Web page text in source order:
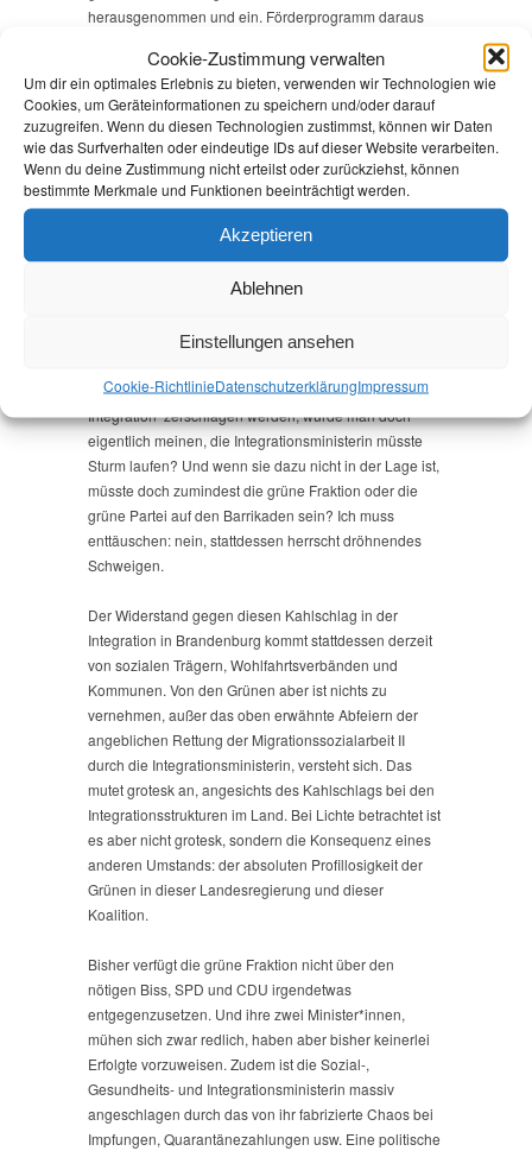
Cookie-Zustimmung verwalten
Um dir ein optimales Erlebnis zu bieten, verwenden wir Technologien wie
Cookies, um Geräteinformationen zu speichern und/oder darauf
zuzugreifen. Wenn du diesen Technologien zustimmst, können wir Daten
wie das Surfverhalten oder eindeutige IDs auf dieser Website verarbeiten.
Wenn du deine Zustimmung nicht erteilst oder zurückziehst, können
bestimmte Merkmale und Funktionen beeinträchtigt werden.
Akzeptieren
Ablehnen
Einstellungen ansehen
Cookie-RichtlinieDatenschutz­erklärungImpressum
herausgenommen und ein. Förderprogramm daraus
Monster und kam auch erst im März – verbunden mit
dem Hinweis, dass die Förderung voraussichtlich im
kommenden Jahr auslaufen werde. Dies hat bereits in
diesem Jahr den sinnvollen Einsatz der Mittel
erschwert, ist Integration doch kein schnelles Rennen
sondern eher ein Marathon und da braucht es
Instrumente, die langfristig greifen.
Und so war (wie von uns LINKEN befürchtet) der Schritt
von der gesetzlichen Leistung zum Förderprogramm
pries die Integrationsministerin dies als bessere
schweigt sie dazu. Wenn so wichtige Strukturen in der
Integration zerschlagen werden, würde man doch
eigentlich meinen, die Integrationsministerin müsste
Sturm laufen? Und wenn sie dazu nicht in der Lage ist,
müsste doch zumindest die grüne Fraktion oder die
grüne Partei auf den Barrikaden sein? Ich muss
enttäuschen: nein, stattdessen herrscht dröhnendes
Schweigen.
Der Widerstand gegen diesen Kahlschlag in der
Integration in Brandenburg kommt stattdessen derzeit
von sozialen Trägern, Wohlfahrtsverbänden und
Kommunen. Von den Grünen aber ist nichts zu
vernehmen, außer das oben erwähnte Abfeiern der
angeblichen Rettung der Migrationssozialarbeit II
durch die Integrationsministerin, versteht sich. Das
mutet grotesk an, angesichts des Kahlschlags bei den
Integrationsstrukturen im Land. Bei Lichte betrachtet ist
es aber nicht grotesk, sondern die Konsequenz eines
anderen Umstands: der absoluten Profillosigkeit der
Grünen in dieser Landesregierung und dieser
Koalition.
Bisher verfügt die grüne Fraktion nicht über den
nötigen Biss, SPD und CDU irgendetwas
entgegenzusetzen. Und ihre zwei Minister*innen,
mühen sich zwar redlich, haben aber bisher keinerlei
Erfolgte vorzuweisen. Zudem ist die Sozial-,
Gesundheits- und Integrationsministerin massiv
angeschlagen durch das von ihr fabrizierte Chaos bei
Impfungen, Quarantänezahlungen usw. Eine politische